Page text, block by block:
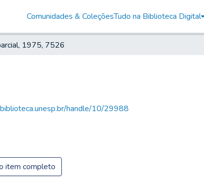
Comunidades & ColeçõesTudo na Biblioteca Digital
1975, 7526
handle/10/29988
item completo